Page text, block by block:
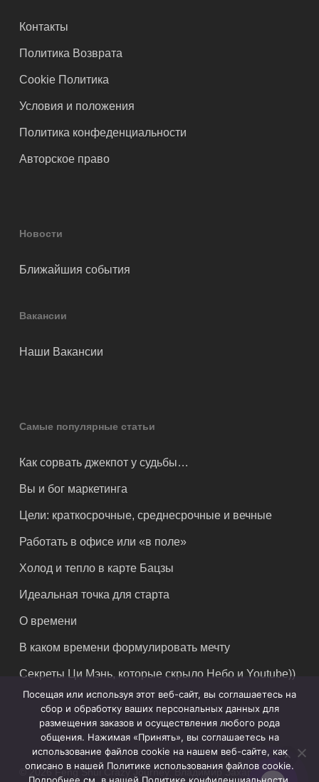
Контакты
Политика Возврата
Cookie Политика
Условия и положения
Политика конфеденциальности
Авторское право
Новости
Ближайшия события
Вакансии
Наши Вакансии
Самые популярные статьи
Как сорвать джекпот у судьбы…
Вы и бог маркетинга
Цели: краткосрочные, среднесрочные и вечные
Работать в офисе или «в поле»
Холод и тепло в карте Бацзы
Идеальная точка для старта
О времени
В каком времени формулировать мечту
Секреты Ци Мэнь, которые скрыло Небо и Youtube))
© 2026 Feng Shui Crazy Journey. Владимир Захаров. Все
Посещая или используя этот веб-сайт, вы соглашаетесь на
сбор и обработку ваших персональных данных для
размещения заказов и осуществления любого рода
общения. Нажимая «Принять», вы соглашаетесь на
использование файлов cookie на нашем веб-сайте, как
описано в нашей Политике использования файлов cookie.